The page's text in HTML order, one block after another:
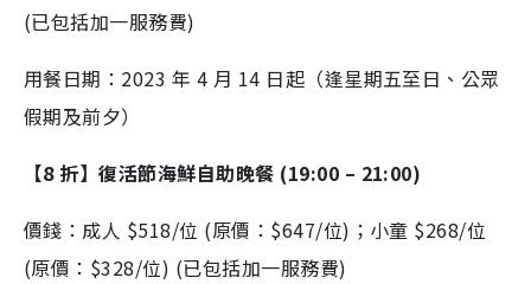
(已包括加一服務費)
用餐日期：2023 年 4 月 14 日起（逢星期五至日、公眾
假期及前夕）
【8 折】復活節海鮮自助晚餐 (19:00 – 21:00)
價錢：成人 $518/位 (原價：$647/位)；小童 $268/位
(原價：$328/位) (已包括加一服務費)